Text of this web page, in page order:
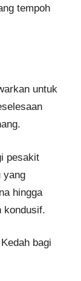
tempoh
untuk
pesakit
yang
hingga
kondusif.
bagi